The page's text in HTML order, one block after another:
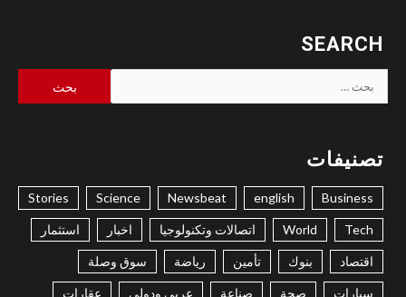
SEARCH
البحث
عن:
تصنيفات
Business
english
Newsbeat
Science
Stories
Tech
World اتصالات وتكنولوجيا اخبار استثمار
اقتصاد بنوك تأمين رياضة سوق وصلة
سيارات صحة صناعة عربي ودولي عقارات